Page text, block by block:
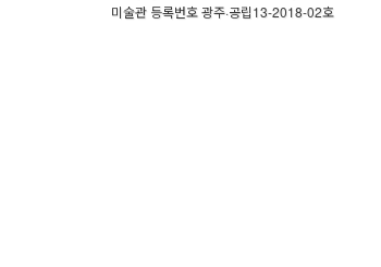
미술관 등록번호 광주·공립13-2018-02호